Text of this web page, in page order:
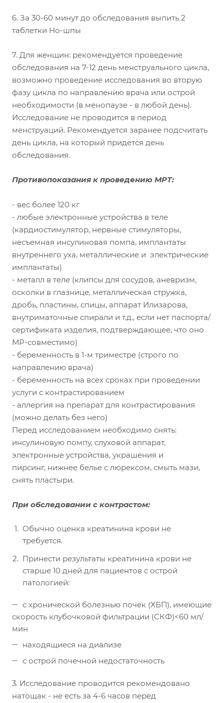
6. За 30-60 минут до обследования выпить 2
таблетки Но-шпы
7. Для женщин: рекомендуется проведение
обследования на 7-12 день менструального цикла,
возможно проведение исследования во вторую
фазу цикла по направлению врача или острой
необходимости (в менопаузе - в любой день).
Исследование не проводится в период
менструаций. Рекомендуется заранее подсчитать
день цикла, на который придется день
обследования.
Противопоказания к проведению МРТ:
- вес более 120 кг
- любые электронные устройства в теле
(кардиостимулятор, нервные стимуляторы,
несъемная инсулиновая помпа, имплантаты
внутреннего уха, металлические и электрические
имплантаты)
- металл в теле (клипсы для сосудов, аневризм,
осколки в глазнице, металлическая стружка,
дробь, пластины, спицы, аппарат Илизарова,
внутриматочные спирали и т.д., если нет паспорта/
сертификата изделия, подтверждающее, что оно
МР-совместимо)
- беременность в 1-м триместре (строго по
направлению врача)
- беременность на всех сроках при проведении
услуги с контрастированием
- аллергия на препарат для контрастирования
(можно делать без него)
Перед исследованием необходимо снять:
инсулиновую помпу, слуховой аппарат,
электронные устройства, украшения и
пирсинг, нижнее белье с люрексом, смыть мази,
снять пластыри.
При обследовании с контрастом:
Обычно оценка креатинина крови не
требуется.
Принести результаты креатинина крови не
старше 10 дней для пациентов с острой
патологией:
с хронической болезнью почек (ХБП), имеющие
скорость клубочковой фильтрации (СКФ)<60 мл/
мин
находящиеся на диализе
с острой почечной недостаточность
3. Исследование проводится рекомендовано
натощак - не есть за 4-6 часов перед